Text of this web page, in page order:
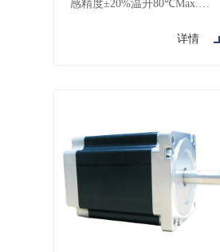
感精度±20%温升80℃Max.环
100MΩMin.500V DC耐压500
详情